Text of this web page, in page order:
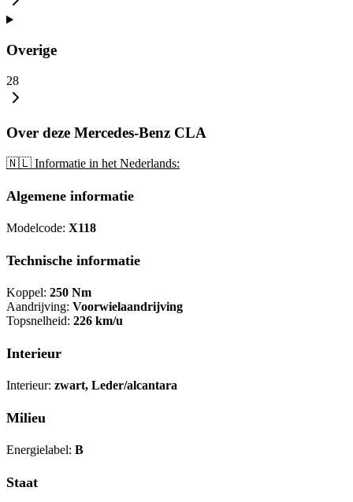
Overige
28
Over deze Mercedes-Benz CLA
🇳🇱 Informatie in het Nederlands:
Algemene informatie
Modelcode: X118
Technische informatie
Koppel: 250 Nm
Aandrijving: Voorwielaandrijving
Topsnelheid: 226 km/u
Interieur
Interieur: zwart, Leder/alcantara
Milieu
Energielabel: B
Staat